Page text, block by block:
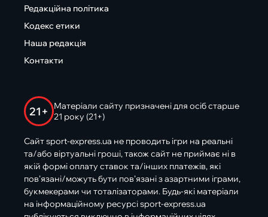
Редакційна політика
Кодекс етики
Наша редакція
Контакти
21+
Матеріали сайту призначені для осіб старше
21 року (21+)
Сайт sport-express.ua не проводить ігри на реальні
та/або віртуальні гроші, також сайт не приймає ні в
якій формі оплату ставок та/інших платежів, які
пов’язані/можуть бути пов’язані з азартними іграми,
букмекерами чи тоталізаторами. Будь-які матеріали
на інформаційному ресурсі sport-express.ua